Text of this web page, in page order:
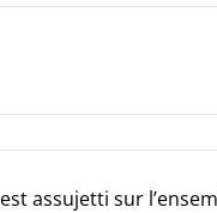
assujetti sur